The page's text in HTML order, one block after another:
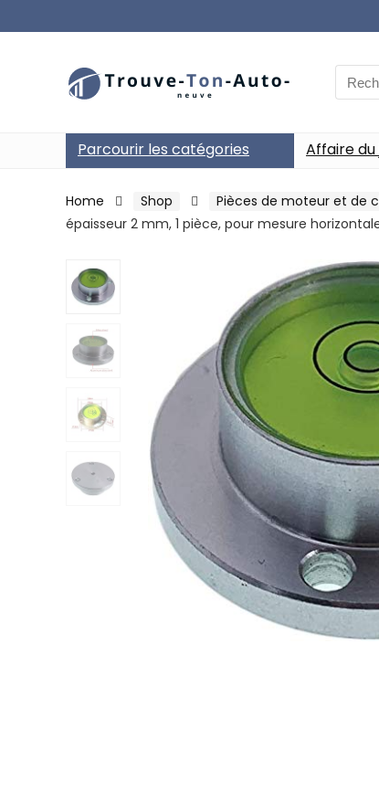
Search
for:
Parcourir les catégories Affaire du
Home Shop Pièces de moteur et de
épaisseur 2 mm, 1 pièce, pour mesure